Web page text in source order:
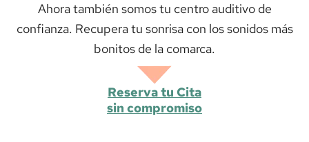
Ahora también somos tu centro auditivo de
confianza. Recupera tu sonrisa con los sonidos más
bonitos de la comarca.
Reserva tu Cita
sin compromiso